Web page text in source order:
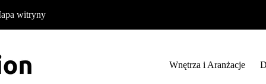
witryny
Wnętrza i Aranżacje